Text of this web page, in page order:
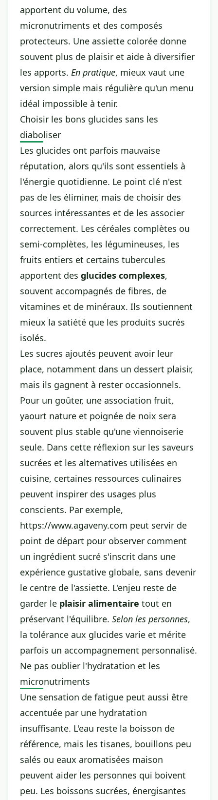
apportent du volume, des
micronutriments et des composés
protecteurs. Une assiette colorée donne
souvent plus de plaisir et aide à diversifier
les apports. En pratique, mieux vaut une
version simple mais régulière qu'un menu
idéal impossible à tenir.
Choisir les bons glucides sans les
diaboliser
Les glucides ont parfois mauvaise
réputation, alors qu'ils sont essentiels à
l'énergie quotidienne. Le point clé n'est
pas de les éliminer, mais de choisir des
sources intéressantes et de les associer
correctement. Les céréales complètes ou
semi-complètes, les légumineuses, les
fruits entiers et certains tubercules
apportent des glucides complexes,
souvent accompagnés de fibres, de
vitamines et de minéraux. Ils soutiennent
mieux la satiété que les produits sucrés
isolés.
Les sucres ajoutés peuvent avoir leur
place, notamment dans un dessert plaisir,
mais ils gagnent à rester occasionnels.
Pour un goûter, une association fruit,
yaourt nature et poignée de noix sera
souvent plus stable qu'une viennoiserie
seule. Dans cette réflexion sur les saveurs
sucrées et les alternatives utilisées en
cuisine, certaines ressources culinaires
peuvent inspirer des usages plus
conscients. Par exemple,
https://www.agaveny.com peut servir de
point de départ pour observer comment
un ingrédient sucré s'inscrit dans une
expérience gustative globale, sans devenir
le centre de l'assiette. L'enjeu reste de
garder le plaisir alimentaire tout en
préservant l'équilibre. Selon les personnes,
la tolérance aux glucides varie et mérite
parfois un accompagnement personnalisé.
Ne pas oublier l'hydratation et les
micronutriments
Une sensation de fatigue peut aussi être
accentuée par une hydratation
insuffisante. L'eau reste la boisson de
référence, mais les tisanes, bouillons peu
salés ou eaux aromatisées maison
peuvent aider les personnes qui boivent
peu. Les boissons sucrées, énergisantes